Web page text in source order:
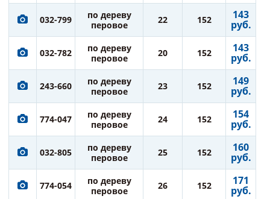
032-799
по дереву
перовое
22 152 143
руб.
032-782
по дереву
перовое
20 152 143
руб.
243-660
по дереву
перовое
23 152 149
руб.
774-047
по дереву
перовое
24 152 154
руб.
032-805
по дереву
перовое
25 152 160
руб.
774-054
по дереву
перовое
26 152 171
руб.